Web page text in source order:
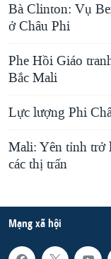
Bà Clinton: Vụ
ở Châu Phi
Phe Hồi Giáo
Bắc Mali
Lực lượng Phi
Mali: Yên tỉnh trở
các thị trấn
Mạng xã hội